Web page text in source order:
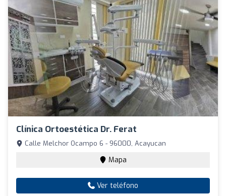
Clínica Ortoestética Dr. Ferat
Calle Melchor Ocampo 6 - 96000, Acayucan
Mapa
Ver teléfono